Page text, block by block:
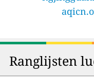
Ranglijsten